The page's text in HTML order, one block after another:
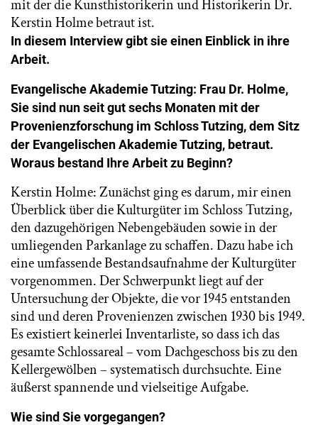
mit der die Kunsthistorikerin und Historikerin Dr.
Kerstin Holme betraut ist.
In diesem Interview gibt sie einen Einblick in ihre
Arbeit.
Evangelische Akademie Tutzing: Frau Dr. Holme,
Sie sind nun seit gut sechs Monaten mit der
Provenienzforschung im Schloss Tutzing, dem Sitz
der Evangelischen Akademie Tutzing, betraut.
Woraus bestand Ihre Arbeit zu Beginn?
Kerstin Holme: Zunächst ging es darum, mir einen
Überblick über die Kulturgüter im Schloss Tutzing,
den dazugehörigen Nebengebäuden sowie in der
umliegenden Parkanlage zu schaffen. Dazu habe ich
eine umfassende Bestandsaufnahme der Kulturgüter
vorgenommen. Der Schwerpunkt liegt auf der
Untersuchung der Objekte, die vor 1945 entstanden
sind und deren Provenienzen zwischen 1930 bis 1949.
Es existiert keinerlei Inventarliste, so dass ich das
gesamte Schlossareal – vom Dachgeschoss bis zu den
Kellergewölben – systematisch durchsuchte. Eine
äußerst spannende und vielseitige Aufgabe.
Wie sind Sie vorgegangen?